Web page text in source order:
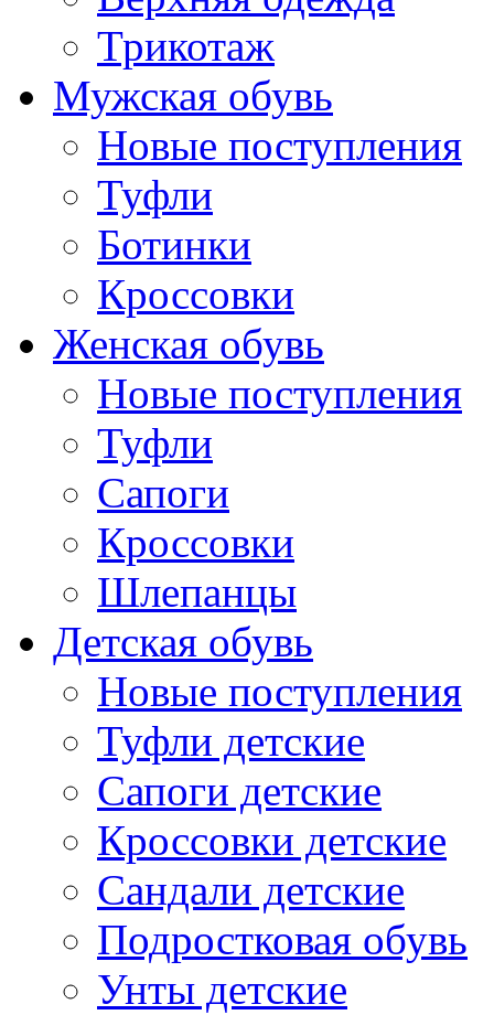
Трикотаж
Мужская обувь
Новые поступления
Туфли
Ботинки
Кроссовки
Женская обувь
Новые поступления
Туфли
Сапоги
Кроссовки
Шлепанцы
Детская обувь
Новые поступления
Туфли детские
Сапоги детские
Кроссовки детские
Сандали детские
Подростковая обувь
Унты детские